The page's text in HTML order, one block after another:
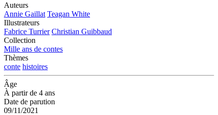
Auteurs
Annie Gaillat Teagan White
Illustrateurs
Fabrice Turrier Christian Guibbaud
Collection
Mille ans de contes
Thèmes
conte histoires
Âge
À partir de 4 ans
Date de parution
09/11/2021